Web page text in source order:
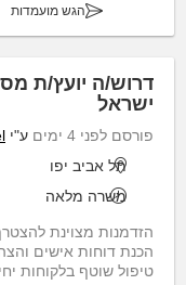
הגש מועמדות
ישראל
פורסם לפני 4 ימים ע"י
תל אביב יפו
משרה מלאה
הכנת דוחות אישים
טיפול שוטף בלקוחות